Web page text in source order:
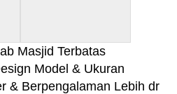
Masjid Terbatas
Model & Ukuran
& Berpengalaman Lebih dr